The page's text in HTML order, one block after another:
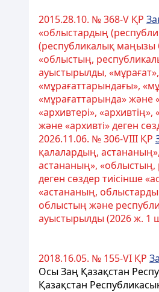
2015.28.10. № 368-V ҚР
«облыстардың
(республикалық маңызы
«облыстың,
ауыстырылды,
«мұрағаттарындағы»,
«мұрағаттарында» және
«архивтері», «архивтің»,
және «архивті» деген
2026.11.06. № 306-VIII ҚР
қалалардың,
астананың»,
деген сөздер тиісінше
«астананың,
облыстың және
ауыстырылды (2026 ж. 1
2018.16.05. № 155-VI ҚР
Осы Заң Қазақстан
Қазақстан